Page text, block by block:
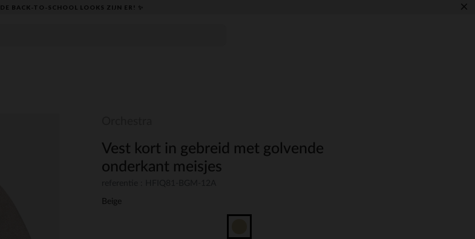
DE BACK-TO-SCHOOL LOOKS ZIJN ER! ✨ ×
Vest kort in gebreid met golvende
onderkant meisjes
Beige